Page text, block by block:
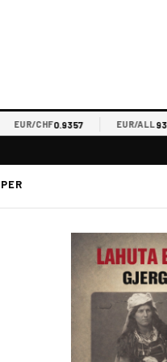
CHF0.9357 EUR/ALL93.2212